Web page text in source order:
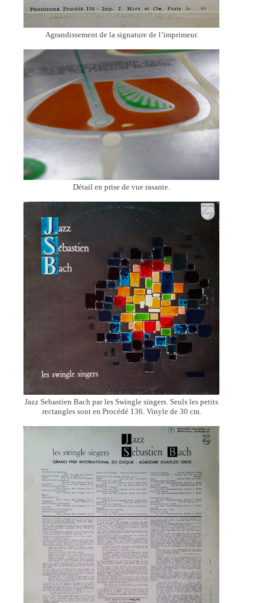
Agrandissement de la signature de l’imprimeur.
Détail en prise de vue rasante.
Jazz Sebastien Bach par les Swingle singers. Seuls les petits
rectangles sont en Procédé 136. Vinyle de 30 cm.